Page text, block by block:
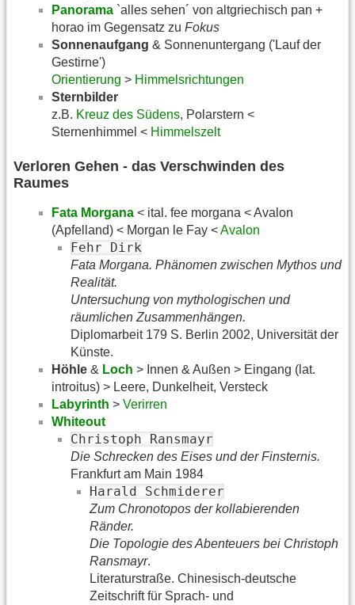
Panorama `alles sehen´ von altgriechisch pan +
horao im Gegensatz zu Fokus
Sonnenaufgang & Sonnenuntergang ('Lauf der
Gestirne')
Orientierung > Himmelsrichtungen
Sternbilder
z.B. Kreuz des Südens, Polarstern <
Sternenhimmel < Himmelszelt
Verloren Gehen - das Verschwinden des
Raumes
Fata Morgana < ital. fee morgana < Avalon
(Apfelland) < Morgan le Fay <Avalon
Fehr Dirk
Fata Morgana. Phänomen zwischen Mythos und
Realität.
Untersuchung von mythologischen und
räumlichen Zusammenhängen.
Diplomarbeit 179 S. Berlin 2002, Universität der
Künste.
Höhle & Loch > Innen & Außen > Eingang (lat.
introitus) > Leere, Dunkelheit, Versteck
Labyrinth > Verirren
Whiteout
Christoph Ransmayr
Die Schrecken des Eises und der Finsternis.
Frankfurt am Main 1984
Harald Schmiderer
Zum Chronotopos der kollabierenden
Ränder.
Die Topologie des Abenteuers bei Christoph
Ransmayr.
Literaturstraße. Chinesisch-deutsche
Zeitschrift für Sprach- und